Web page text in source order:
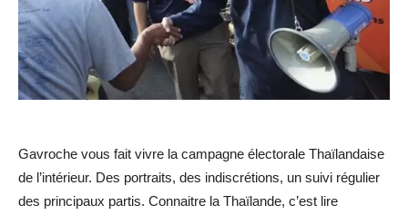
Gavroche vous fait vivre la campagne électorale Thaïlandaise
de l’intérieur. Des portraits, des indiscrétions, un suivi régulier
des principaux partis. Connaitre la Thaïlande, c’est lire